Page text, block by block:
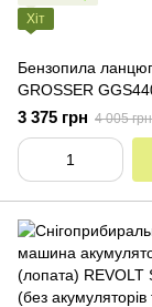
Хіт
Бензопила
GROSSER
4.2 кВт)
3 375 грн 4 005 грн